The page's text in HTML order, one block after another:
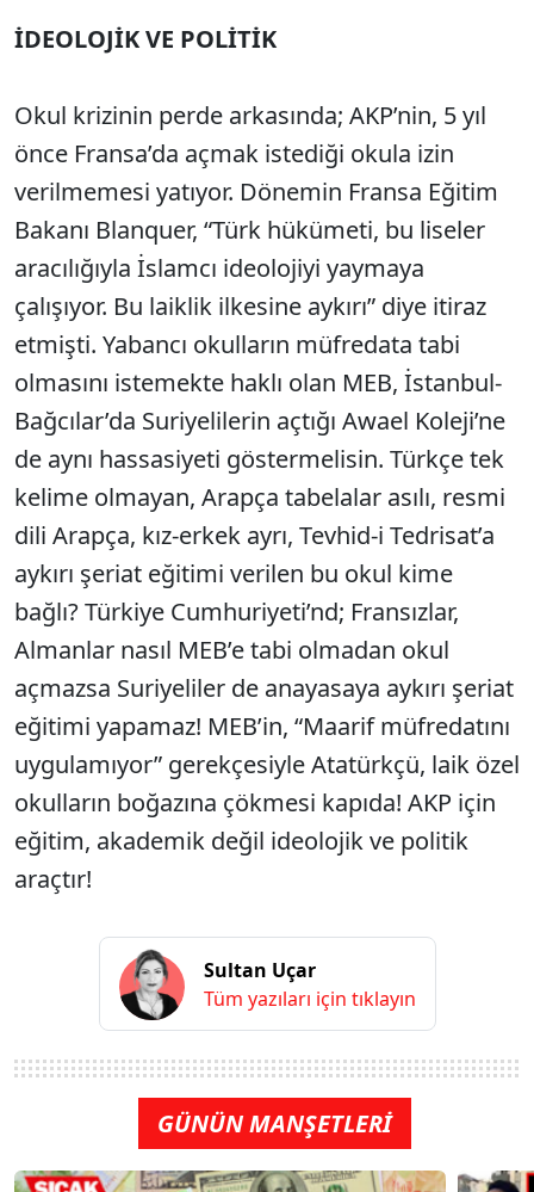
İDEOLOJİK VE POLİTİK
Okul krizinin perde arkasında; AKP’nin, 5 yıl
önce Fransa’da açmak istediği okula izin
verilmemesi yatıyor. Dönemin Fransa Eğitim
Bakanı Blanquer, “Türk hükümeti, bu liseler
aracılığıyla İslamcı ideolojiyi yaymaya
çalışıyor. Bu laiklik ilkesine aykırı” diye itiraz
etmişti. Yabancı okulların müfredata tabi
olmasını istemekte haklı olan MEB, İstanbul-
Bağcılar’da Suriyelilerin açtığı Awael Koleji’ne
de aynı hassasiyeti göstermelisin. Türkçe tek
kelime olmayan, Arapça tabelalar asılı, resmi
dili Arapça, kız-erkek ayrı, Tevhid-i Tedrisat’a
aykırı şeriat eğitimi verilen bu okul kime
bağlı? Türkiye Cumhuriyeti’nd; Fransızlar,
Almanlar nasıl MEB’e tabi olmadan okul
açmazsa Suriyeliler de anayasaya aykırı şeriat
eğitimi yapamaz! MEB’in, “Maarif müfredatını
uygulamıyor” gerekçesiyle Atatürkçü, laik özel
okulların boğazına çökmesi kapıda! AKP için
eğitim, akademik değil ideolojik ve politik
araçtır!
Sultan Uçar
Tüm yazıları için tıklayın
GÜNÜN MANŞETLERİ